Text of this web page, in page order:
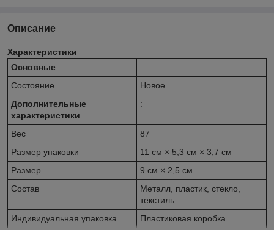
Описание
Характеристики
Основные
Состояние
Новое
Дополнительные
характеристики
:
Вес
87
Размер упаковки
11 см × 5,3 см × 3,7 см
Размер
9 см × 2,5 см
Состав
Металл, пластик, стекло,
текстиль
Индивидуальная упаковка
Пластиковая коробка